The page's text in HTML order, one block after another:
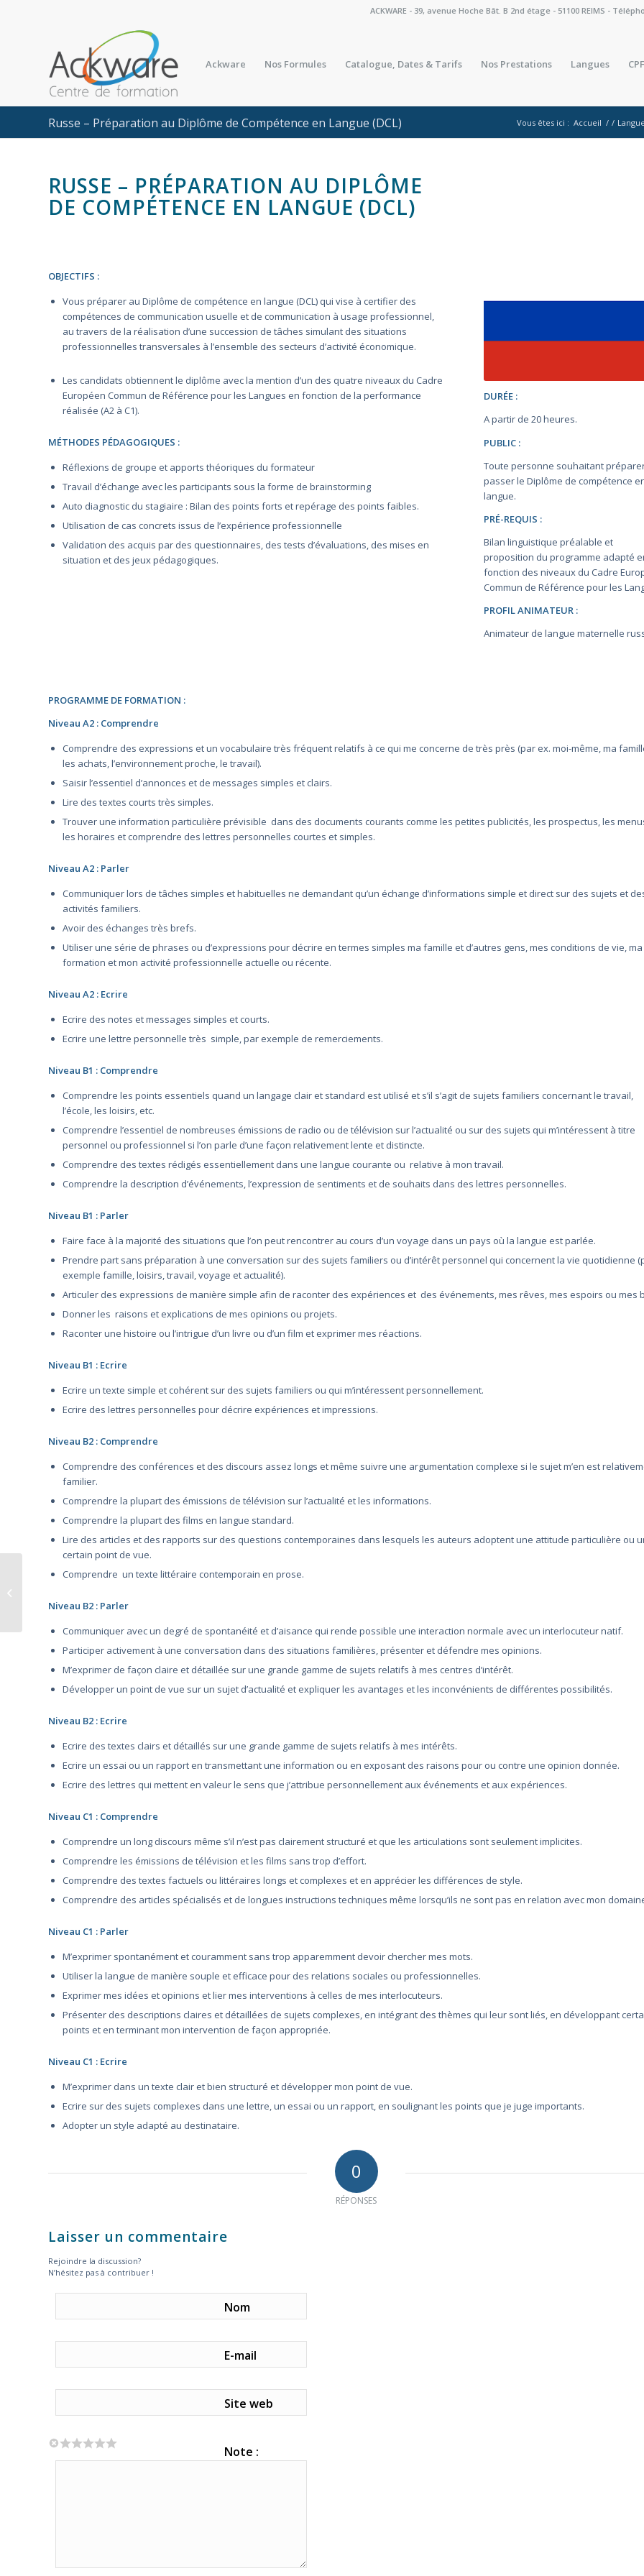
ACKWARE - 39, avenue Hoche Bât. B 2nd étage - 51100 REIMS -
Ackware Nos Formules Catalogue, Dates & Tarifs Nos Prestations Langues
Russe – Préparation au Diplôme de Compétence en Langue (DCL) Vous êtes ici : Accueil / /
RUSSE – PRÉPARATION AU DIPLÔME
DE COMPÉTENCE EN LANGUE (DCL)
OBJECTIFS :
Vous préparer au Diplôme de compétence en langue (DCL) qui vise à certifier des
compétences de communication usuelle et de communication à usage professionnel,
au travers de la réalisation d’une succession de tâches simulant des situations
professionnelles transversales à l’ensemble des secteurs d’activité économique.
Les candidats obtiennent le diplôme avec la mention d’un des quatre niveaux du Cadre
Européen Commun de Référence pour les Langues en fonction de la performance
réalisée (A2 à C1).
MÉTHODES PÉDAGOGIQUES :
Réflexions de groupe et apports théoriques du formateur
Travail d’échange avec les participants sous la forme de brainstorming
Auto diagnostic du stagiaire : Bilan des points forts et repérage des points faibles.
Utilisation de cas concrets issus de l’expérience professionnelle
Validation des acquis par des questionnaires, des tests d’évaluations, des mises en
situation et des jeux pédagogiques.
DURÉE :
A partir de 20 heures.
PUBLIC :
Toute personne souhaitant
passer le Diplôme de compétence
langue.
PRÉ-REQUIS :
Bilan linguistique préalable et
proposition du programme adapté
fonction des niveaux du Cadre
Commun de Référence pour les
PROFIL ANIMATEUR :
Animateur de langue maternelle
PROGRAMME DE FORMATION :
Niveau A2 : Comprendre
Comprendre des expressions et un vocabulaire très fréquent relatifs à ce qui me concerne de très près (par ex. moi-même, ma
les achats, l’environnement proche, le travail).
Saisir l’essentiel d’annonces et de messages simples et clairs.
Lire des textes courts très simples.
Trouver une information particulière prévisible dans des documents courants comme les petites publicités, les prospectus, les
les horaires et comprendre des lettres personnelles courtes et simples.
Niveau A2 : Parler
Communiquer lors de tâches simples et habituelles ne demandant qu’un échange d’informations simple et direct sur des sujets et
activités familiers.
Avoir des échanges très brefs.
Utiliser une série de phrases ou d’expressions pour décrire en termes simples ma famille et d’autres gens, mes conditions de vie, ma
formation et mon activité professionnelle actuelle ou récente.
Niveau A2 : Ecrire
Ecrire des notes et messages simples et courts.
Ecrire une lettre personnelle très simple, par exemple de remerciements.
Niveau B1 : Comprendre
Comprendre les points essentiels quand un langage clair et standard est utilisé et s’il s’agit de sujets familiers concernant le travail,
l’école, les loisirs, etc.
Comprendre l’essentiel de nombreuses émissions de radio ou de télévision sur l’actualité ou sur des sujets qui m’intéressent à titre
personnel ou professionnel si l’on parle d’une façon relativement lente et distincte.
Comprendre des textes rédigés essentiellement dans une langue courante ou relative à mon travail.
Comprendre la description d’événements, l’expression de sentiments et de souhaits dans des lettres personnelles.
Niveau B1 : Parler
Faire face à la majorité des situations que l’on peut rencontrer au cours d’un voyage dans un pays où la langue est parlée.
Prendre part sans préparation à une conversation sur des sujets familiers ou d’intérêt personnel qui concernent la vie quotidienne
exemple famille, loisirs, travail, voyage et actualité).
Articuler des expressions de manière simple afin de raconter des expériences et des événements, mes rêves, mes espoirs ou mes
Donner les raisons et explications de mes opinions ou projets.
Raconter une histoire ou l’intrigue d’un livre ou d’un film et exprimer mes réactions.
Niveau B1 : Ecrire
Ecrire un texte simple et cohérent sur des sujets familiers ou qui m’intéressent personnellement.
Ecrire des lettres personnelles pour décrire expériences et impressions.
Niveau B2 : Comprendre
Comprendre des conférences et des discours assez longs et même suivre une argumentation complexe si le sujet m’en est
familier.
Comprendre la plupart des émissions de télévision sur l’actualité et les informations.
Comprendre la plupart des films en langue standard.
Lire des articles et des rapports sur des questions contemporaines dans lesquels les auteurs adoptent une attitude particulière ou
certain point de vue.
Comprendre un texte littéraire contemporain en prose.
Niveau B2 : Parler
Communiquer avec un degré de spontanéité et d’aisance qui rende possible une interaction normale avec un interlocuteur natif.
Participer activement à une conversation dans des situations familières, présenter et défendre mes opinions.
M’exprimer de façon claire et détaillée sur une grande gamme de sujets relatifs à mes centres d’intérêt.
Développer un point de vue sur un sujet d’actualité et expliquer les avantages et les inconvénients de différentes possibilités.
Niveau B2 : Ecrire
Ecrire des textes clairs et détaillés sur une grande gamme de sujets relatifs à mes intérêts.
Ecrire un essai ou un rapport en transmettant une information ou en exposant des raisons pour ou contre une opinion donnée.
Ecrire des lettres qui mettent en valeur le sens que j’attribue personnellement aux événements et aux expériences.
Niveau C1 : Comprendre
Comprendre un long discours même s’il n’est pas clairement structuré et que les articulations sont seulement implicites.
Comprendre les émissions de télévision et les films sans trop d’effort.
Comprendre des textes factuels ou littéraires longs et complexes et en apprécier les différences de style.
Comprendre des articles spécialisés et de longues instructions techniques même lorsqu’ils ne sont pas en relation avec mon
Niveau C1 : Parler
M’exprimer spontanément et couramment sans trop apparemment devoir chercher mes mots.
Utiliser la langue de manière souple et efficace pour des relations sociales ou professionnelles.
Exprimer mes idées et opinions et lier mes interventions à celles de mes interlocuteurs.
Présenter des descriptions claires et détaillées de sujets complexes, en intégrant des thèmes qui leur sont liés, en développant
points et en terminant mon intervention de façon appropriée.
Niveau C1 : Ecrire
M’exprimer dans un texte clair et bien structuré et développer mon point de vue.
Ecrire sur des sujets complexes dans une lettre, un essai ou un rapport, en soulignant les points que je juge importants.
Adopter un style adapté au destinataire.
0
RÉPONSES
Laisser un commentaire
Rejoindre la discussion?
N’hésitez pas à contribuer !
Nom
E-mail
Site web
Note :
PERFECTIONNEMENT